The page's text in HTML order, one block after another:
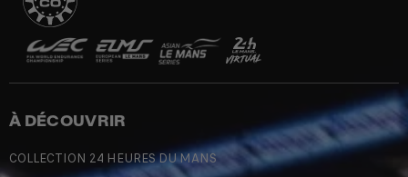
À DÉCOUVRIR
COLLECTION 24 HEURES DU MANS